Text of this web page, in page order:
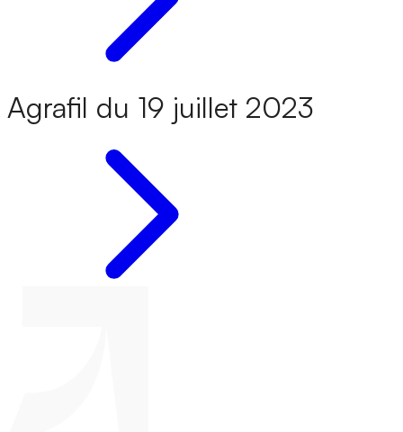
Agrafil du 19 juillet 2023